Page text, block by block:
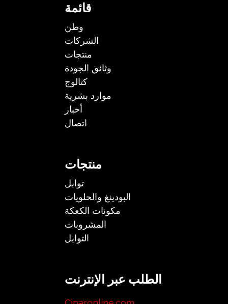
قائمة
وطن
الشركات
منتجات
وثائق الجودة
كتالوج
موارد بشرية
أخبار
اتصال
منتجات
توابل
البودينغ والحلويات
مكونات الكعكة
المشروبات
التوابل
الطلب عبر الإنترنت